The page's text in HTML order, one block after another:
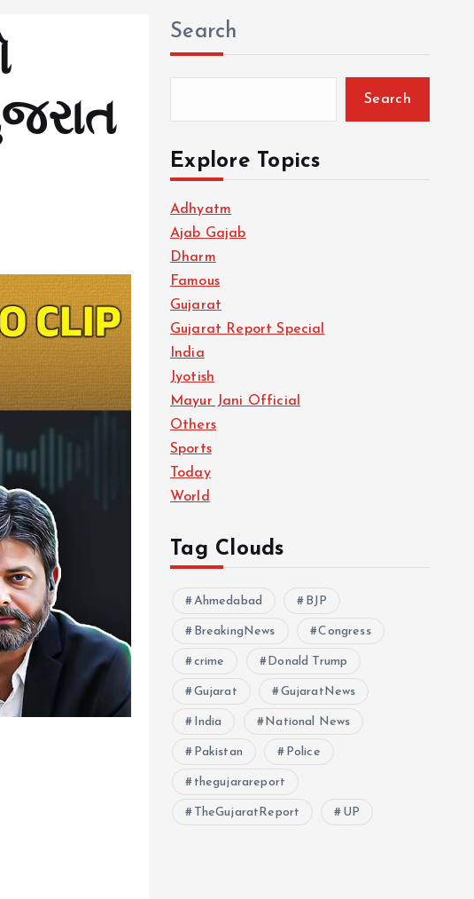
Search
Search
Explore Topics
Adhyatm
Ajab Gajab
Dharm
Famous
Gujarat
Gujarat Report Special
India
Jyotish
Mayur Jani Official
Others
Sports
Today
World
Tag Clouds
Ahmedabad BJP
BreakingNews Congress
crime Donald Trump
Gujarat GujaratNews
India National News
Pakistan Police
thegujarareport
TheGujaratReport UP